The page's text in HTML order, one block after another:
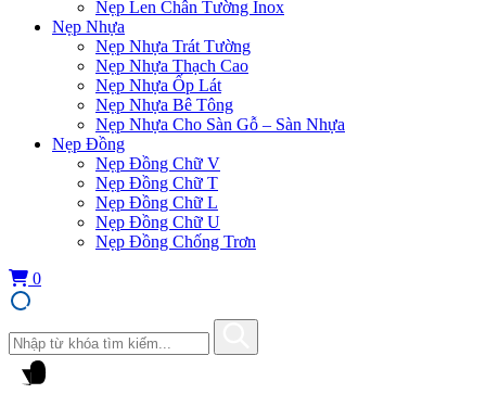
Nẹp Len Chân Tường Inox
Nẹp Nhựa
Nẹp Nhựa Trát Tường
Nẹp Nhựa Thạch Cao
Nẹp Nhựa Ốp Lát
Nẹp Nhựa Bê Tông
Nẹp Nhựa Cho Sàn Gỗ – Sàn Nhựa
Nẹp Đồng
Nẹp Đồng Chữ V
Nẹp Đồng Chữ T
Nẹp Đồng Chữ L
Nẹp Đồng Chữ U
Nẹp Đồng Chống Trơn
0